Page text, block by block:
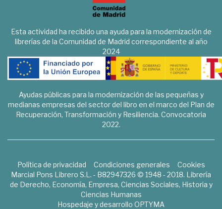
Esta actividad ha recibido una ayuda para la modernización de
librerías de la Comunidad de Madrid correspondiente al año
2024
Ayudas públicas para la modernización de las pequeñas y
medianas empresas del sector del libro en el marco del Plan de
Recuperación, Transformación y Resiliencia. Convocatoria
2022.
Política de privacidad Condiciones generales
Cookies
Marcial Pons Librero S.L. - B82947326 © 1948 - 2018. Librería
de Derecho, Economía, Empresa, Ciencias Sociales, Historia y
Ciencias Humanas
Hospedaje y desarrollo OPTYMA